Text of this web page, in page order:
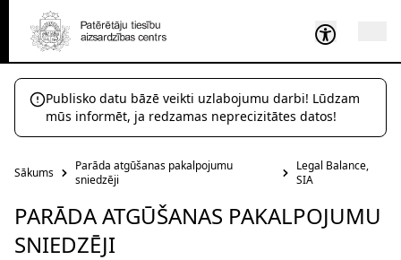
Publisko datu bāzē veikti uzlabojumu darbi! Lūdzam
mūs informēt, ja redzamas neprecizitātes datos!
Sākums
Parāda atgūšanas pakalpojumu
sniedzēji
Legal Balance,
SIA
PARĀDA ATGŪŠANAS PAKALPOJUMU
SNIEDZĒJI